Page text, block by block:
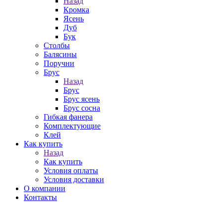
Кромка
Ясень
Дуб
Бук
Столбы
Балясины
Поручни
Брус
Назад
Брус
Брус ясень
Брус сосна
Гибкая фанера
Комплектующие
Клей
Как купить
Назад
Как купить
Условия оплаты
Условия доставки
О компании
Контакты